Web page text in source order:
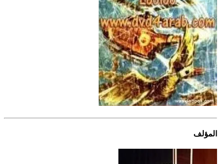
المؤلف